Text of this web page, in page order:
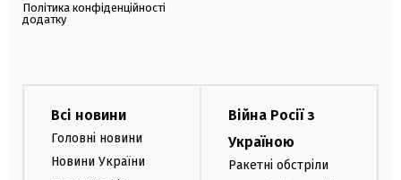
Політика конфіденційності
додатку
Всі новини
Головні новини
Новини України
Війна Росії з
Україною
Ракетні обстріли